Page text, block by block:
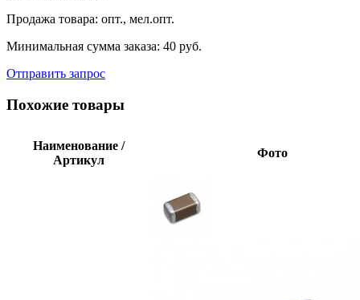
Продажа товара: опт., мел.опт.
Минимальная сумма заказа: 40 руб.
Отправить запрос
Похожие товары
Наименование /
Артикул
Фото